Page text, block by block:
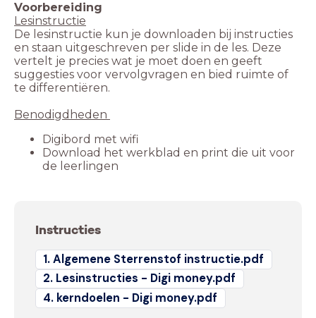
Voorbereiding
Lesinstructie
De lesinstructie kun je downloaden bij instructies
en staan uitgeschreven per slide in de les. Deze
vertelt je precies wat je moet doen en geeft
suggesties voor vervolgvragen en bied ruimte of
te differentiëren.
Benodigdheden
Digibord met wifi
Download het werkblad en print die uit voor
de leerlingen
Instructies
1. Algemene Sterrenstof instructie.pdf
2. Lesinstructies - Digi money.pdf
4. kerndoelen - Digi money.pdf